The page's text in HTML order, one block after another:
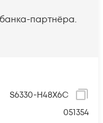
S6330-H48X6C
051354
партнёра.